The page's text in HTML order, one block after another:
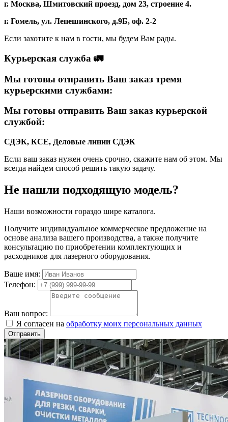
г. Москва, Шмитовский проезд, дом 23, строение 4.
г. Гомель, ул. Лепешинского, д.9Б, оф. 2-2
Если захотите к нам в гости, мы будем Вам рады.
Курьерская служба 🚛
Мы готовы отправить Ваш заказ тремя
курьерскими службами:
Мы готовы отправить Ваш заказ курьерской
службой:
СДЭК, КСЕ, Деловые линии СДЭК
Если ваш заказ нужен очень срочно, скажите нам об этом. Мы
всегда найдем способ решить такую задачу.
Не нашли подходящую модель?
Наши возможности гораздо шире каталога.
Получите индивидуальное коммерческое предложение на
основе анализа вашего производства, а также получите
консультацию по приобретении комплектующих и
расходников для лазерного оборудования.
Ваше имя:
Телефон:
Ваш вопрос:
Я согласен на обработку моих персональных данных
Отправить